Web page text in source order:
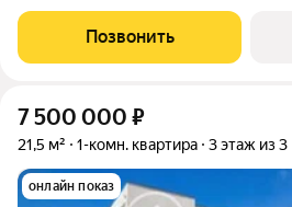
территории несколько бассейнов.
детские и спортивные площадки, зоны
Позвонить
7 500 000 ₽
21,5 м² 1-комн. квартира 3 этаж из 3
онлайн показ